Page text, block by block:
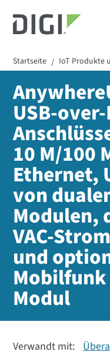
Startseite / IoT Produkte
USB-
10 M/100
Ethernet,
von
Modulen,
VAC-
und
Mobilfunk
Modul
Verwandt mit: